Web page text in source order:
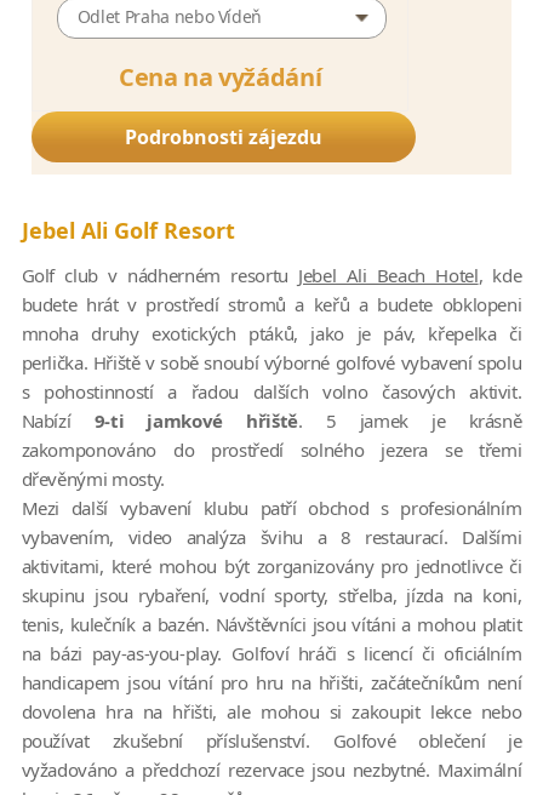
Odlet Praha nebo Vídeň
Cena na vyžádání
Podrobnosti zájezdu
Jebel Ali Golf Resort
Golf club v nádherném resortu Jebel Ali Beach Hotel, kde
budete hrát v prostředí stromů a keřů a budete obklopeni
mnoha druhy exotických ptáků, jako je páv, křepelka či
perlička. Hřiště v sobě snoubí výborné golfové vybavení spolu
s pohostinností a řadou dalších volno časových aktivit.
Nabízí 9-ti jamkové hřiště. 5 jamek je krásně
zakomponováno do prostředí solného jezera se třemi
dřevěnými mosty.
Mezi další vybavení klubu patří obchod s profesionálním
vybavením, video analýza švihu a 8 restaurací. Dalšími
aktivitami, které mohou být zorganizovány pro jednotlivce či
skupinu jsou rybaření, vodní sporty, střelba, jízda na koni,
tenis, kulečník a bazén. Návštěvníci jsou vítáni a mohou platit
na bázi pay-as-you-play. Golfoví hráči s licencí či oficiálním
handicapem jsou vítání pro hru na hřišti, začátečníkům není
dovolena hra na hřišti, ale mohou si zakoupit lekce nebo
používat zkušební příslušenství. Golfové oblečení je
vyžadováno a předchozí rezervace jsou nezbytné. Maximální